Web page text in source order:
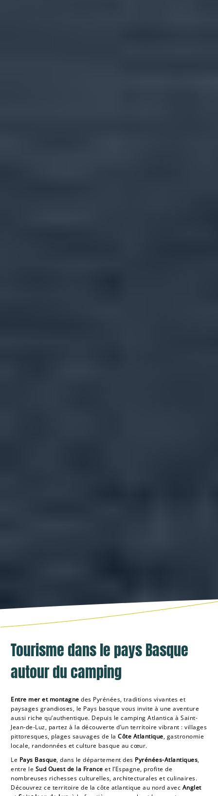
Tourisme dans le pays Basque
autour du camping
Entre mer et montagne des Pyrénées, traditions vivantes et
paysages grandioses, le Pays basque vous invite à une aventure
aussi riche qu’authentique. Depuis le camping Atlantica à Saint-
Jean-de-Luz, partez à la découverte d’un territoire vibrant : villages
pittoresques, plages sauvages de laCôte Atlantique, gastronomie
locale, randonnées et culture basque au cœur.
Le Pays Basque, dans le département des Pyrénées-Atlantiques,
entre le Sud Ouest de la Franceet l’Espagne, profite de
nombreuses richesses culturelles, architecturales et culinaires.
Découvrez ce territoire de la côte atlantique au nord avec Anglet